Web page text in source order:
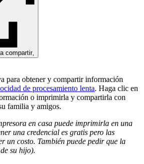
compartir,
para obtener y compartir información
de procesamiento lenta. Haga clic en
o imprimirla y compartirla con
familia y amigos.
en casa puede imprimirla en una
una credencial es gratis pero las
un costo. También puede pedir que la
su hijo).